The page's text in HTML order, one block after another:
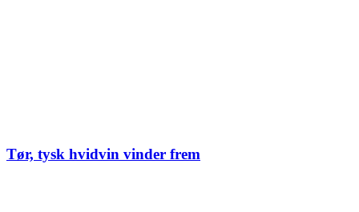
Tør, tysk hvidvin vinder frem